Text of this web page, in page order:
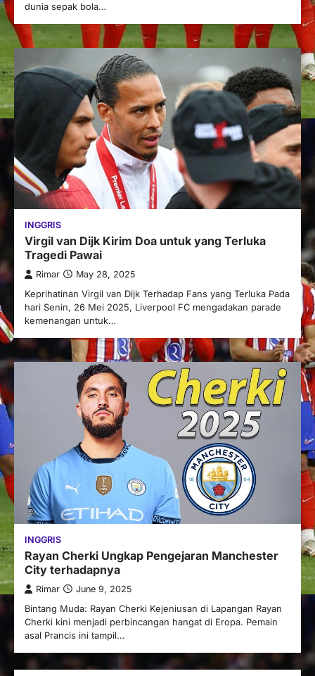
dunia sepak bola…
INGGRIS
Virgil van Dijk Kirim Doa untuk yang Terluka
Tragedi Pawai
Rimar May 28, 2025
Keprihatinan Virgil van Dijk Terhadap Fans yang Terluka Pada
hari Senin, 26 Mei 2025, Liverpool FC mengadakan parade
kemenangan untuk…
INGGRIS
Rayan Cherki Ungkap Pengejaran Manchester
City terhadapnya
Rimar June 9, 2025
Bintang Muda: Rayan Cherki Kejeniusan di Lapangan Rayan
Cherki kini menjadi perbincangan hangat di Eropa. Pemain
asal Prancis ini tampil…